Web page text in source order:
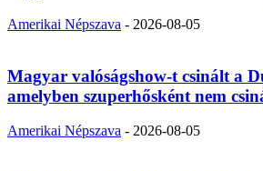
Amerikai Népszava - 2026-08-05
Magyar valóságshow-t csinált a
amelyben szuperhősként nem
Amerikai Népszava - 2026-08-05